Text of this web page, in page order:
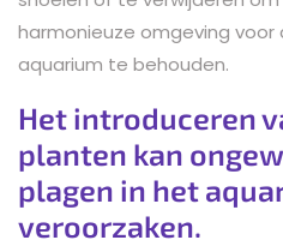
harmonieuze omgeving
aquarium te behouden.
Het introduceren
planten kan
plagen in het
veroorzaken.